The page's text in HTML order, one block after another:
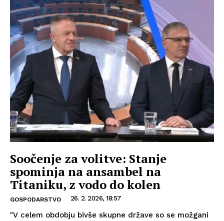
Soočenje za volitve: Stanje
spominja na ansambel na
Titaniku, z vodo do kolen
GOSPODARSTVO 26. 2. 2026, 18:57
"V celem obdobju bivše skupne države so se možgani